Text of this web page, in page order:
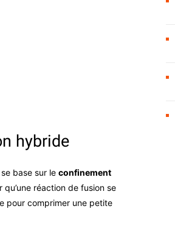
hybride
se base sur le confinement
réaction de fusion se
pour comprimer une petite